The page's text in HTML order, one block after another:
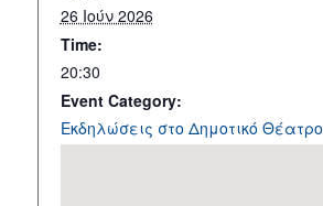
26 Ιούν 2026
Time:
20:30
Event Category:
Εκδηλώσεις στο Δημοτικό Θέατρο